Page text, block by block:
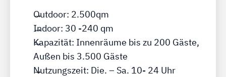
Outdoor: 2.500qm
Indoor: 30 -240 qm
Kapazität: Innenräume bis zu 200 Gäste,
Außen bis 3.500 Gäste
Nutzungszeit: Die. – Sa. 10- 24 Uhr